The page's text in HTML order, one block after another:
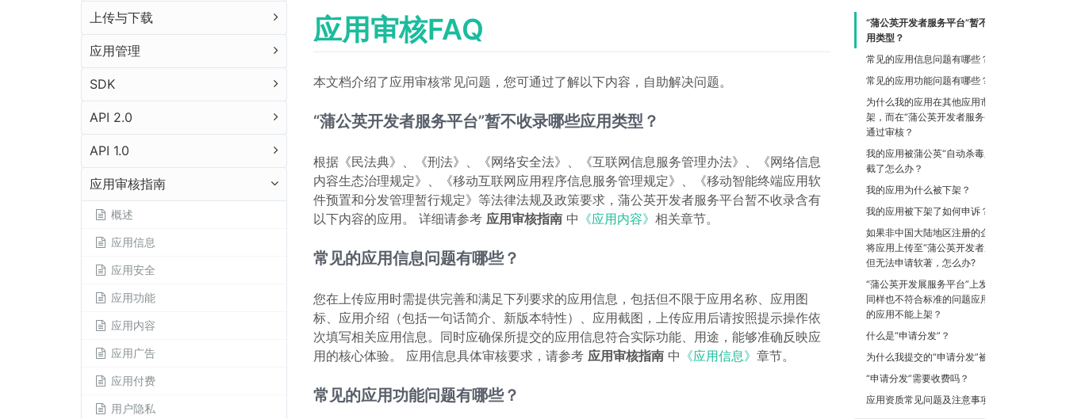
上传与下载
应用管理
SDK
API 2.0
API 1.0
应用审核指南
概述
应用信息
应用安全
应用功能
应用内容
应用广告
应用付费
用户隐私
应用审核FAQ
本文档介绍了应用审核常见问题，您可通过了解以下内容，自助解决问题。
“蒲公英开发者服务平台”暂不收录哪些应用类型？
根据《民法典》、《刑法》、《网络安全法》、《互联网信息服务管理办法》、《网络信息
内容生态治理规定》、《移动互联网应用程序信息服务管理规定》、《移动智能终端应用软
件预置和分发管理暂行规定》等法律法规及政策要求，蒲公英开发者服务平台暂不收录含有
以下内容的应用。 详细请参考 应用审核指南中 《应用内容》 相关章节。
常见的应用信息问题有哪些？
您在上传应用时需提供完善和满足下列要求的应用信息，包括但不限于应用名称、应用图
标、应用介绍（包括一句话简介、新版本特性）、应用截图，上传应用后请按照提示操作依
次填写相关应用信息。同时应确保所提交的应用信息符合实际功能、用途，能够准确反映应
用的核心体验。 应用信息具体审核要求，请参考 应用审核指南中 《应用信息》 章节。
常见的应用功能问题有哪些？
“蒲公英开发者服务平台”暂不收录哪些应
用类型？
常见的应用信息问题有哪些？
常见的应用功能问题有哪些？
为什么我的应用在其他应用市场可以上
架，而在“蒲公英开发者服务平台”却无法
通过审核？
我的应用被蒲公英“自动杀毒系统”接口拦
截了怎么办？
我的应用为什么被下架？
我的应用被下架了如何申诉？
如果非中国大陆地区注册的企业公司希望
将应用上传至“蒲公英开发者服务平台”，
但无法申请软著，怎么办?
“蒲公英开发展服务平台”上发现存在部分
同样也不符合标准的问题应用，为什么我
的应用不能上架？
什么是“申请分发”？
为什么我提交的“申请分发”被拒？
“申请分发”需要收费吗？
应用资质常见问题及注意事项